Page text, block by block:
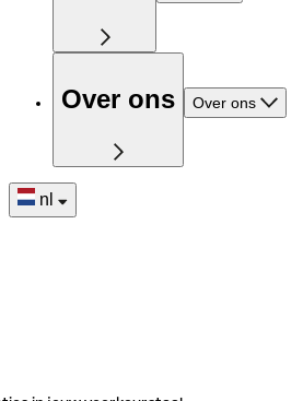
Over ons Over ons
nl